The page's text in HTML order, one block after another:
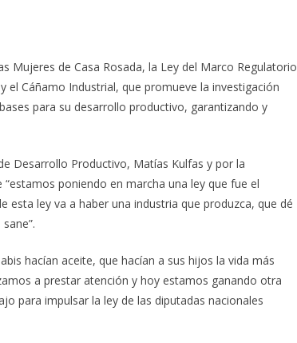
Mujeres de Casa Rosada, la Ley del Marco Regulatorio
el Cáñamo Industrial, que promueve la investigación
para su desarrollo productivo, garantizando y
Desarrollo Productivo, Matías Kulfas y por la
poniendo en marcha una ley que fue el
esta ley va a haber una industria que produzca, que dé
hacían aceite, que hacían a sus hijos la vida más
a prestar atención y hoy estamos ganando otra
para impulsar la ley de las diputadas nacionales